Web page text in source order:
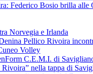
Federico Bosio brilla alle
Norvegia e Irlanda
Pellico Rivoira
Volley
C.E.M.I. di
nella tappa di